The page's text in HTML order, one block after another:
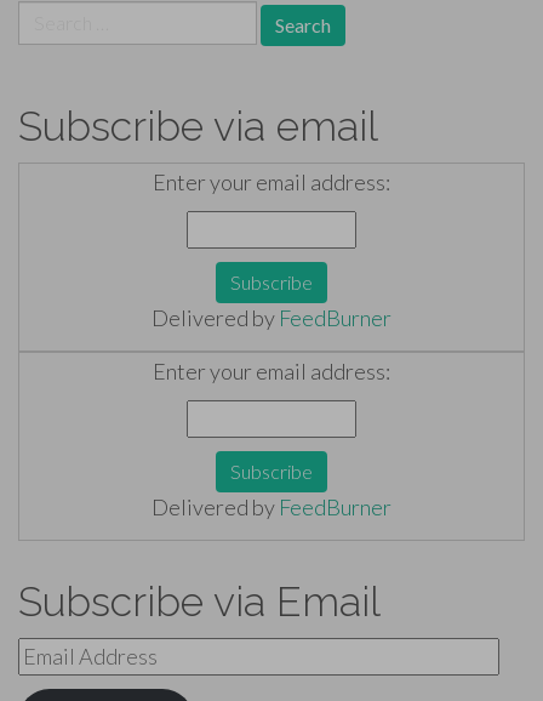
for:
Subscribe via email
Enter your email address:
Delivered by FeedBurner
Enter your email address:
Delivered by FeedBurner
Subscribe via Email
Email
Address